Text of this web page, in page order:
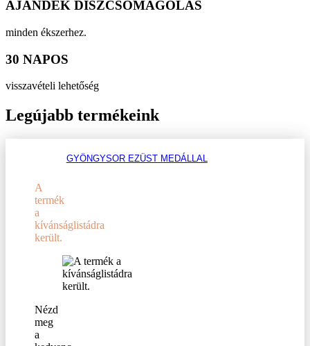
AJÁNDÉK DÍSZCSOMAGOLÁS
minden ékszerhez.
30 NAPOS
visszavételi lehetőség
Legújabb termékeink
GYÖNGYSOR EZÜST MEDÁLLAL
A
termék
a
kívánságlistádra
került.
Nézd
meg
a